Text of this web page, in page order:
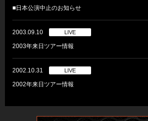
■日本公演中止のお知らせ
2003.09.10 LIVE
2003年来日ツアー情報
2002.10.31 LIVE
2002年来日ツアー情報